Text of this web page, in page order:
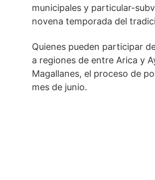
municipales y particular-
novena temporada del
Quienes pueden participar
a regiones de entre Arica y
Magallanes, el proceso de
mes de junio.